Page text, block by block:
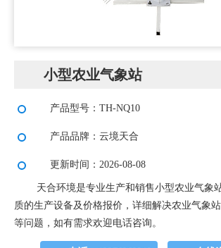
小型农业气象站
产品型号：TH-NQ10
产品品牌：云境天合
更新时间：2026-08-08
天合环境是专业生产和销售小型农业气象
质的生产设备及价格报价，详细解决农业气象
等问题，如有需求欢迎电话咨询。